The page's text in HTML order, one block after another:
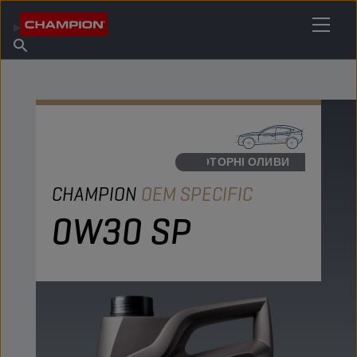
Про Champion
Знайдіть пункт продажу
МОТОРНІ ОЛИВИ
CHAMPION OEM SPECIFIC
0W30 SP